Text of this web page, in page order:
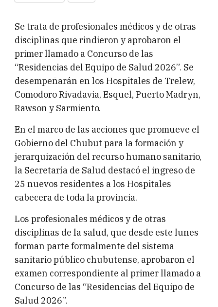
Se trata de profesionales médicos y de otras
disciplinas que rindieron y aprobaron el
primer llamado a Concurso de las
“Residencias del Equipo de Salud 2026”. Se
desempeñarán en los Hospitales de Trelew,
Comodoro Rivadavia, Esquel, Puerto Madryn,
Rawson y Sarmiento.
En el marco de las acciones que promueve el
Gobierno del Chubut para la formación y
jerarquización del recurso humano sanitario,
la Secretaría de Salud destacó el ingreso de
25 nuevos residentes a los Hospitales
cabecera de toda la provincia.
Los profesionales médicos y de otras
disciplinas de la salud, que desde este lunes
forman parte formalmente del sistema
sanitario público chubutense, aprobaron el
examen correspondiente al primer llamado a
Concurso de las “Residencias del Equipo de
Salud 2026”.